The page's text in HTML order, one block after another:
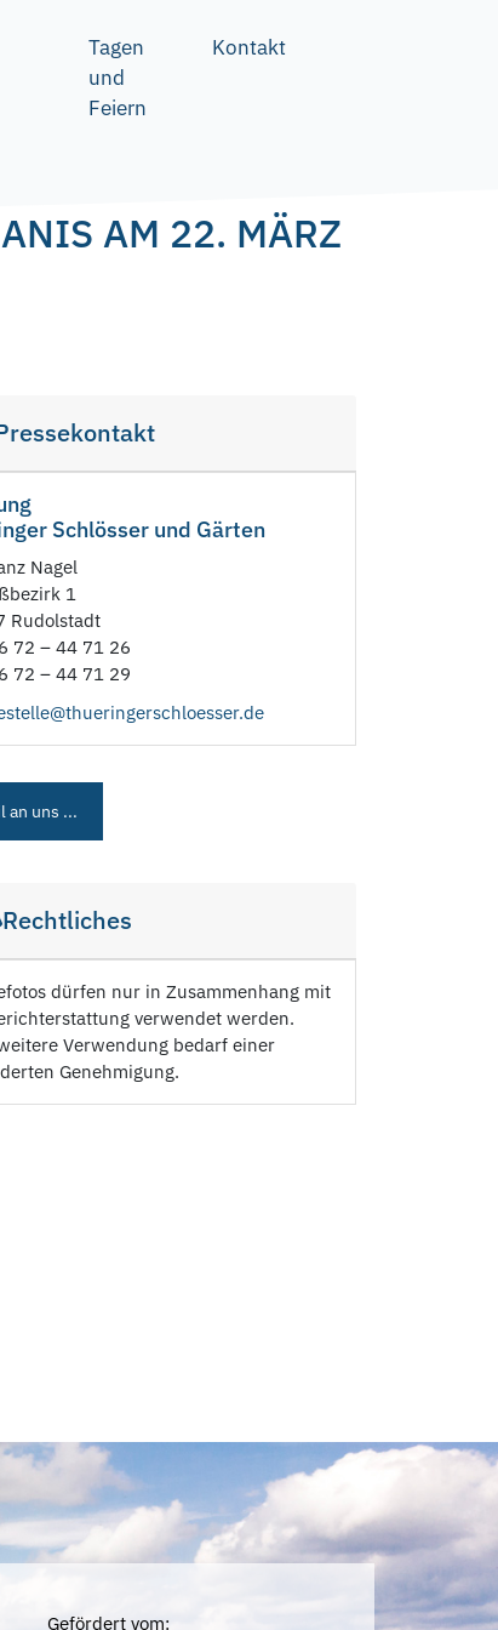
Tagen
und
Feiern
Kontakt
AM 22. MÄRZ
Schlösser und Gärten
Nagel
1
Rudolstadt
72 – 44 71 26
72 – 44 71 29
an uns ...
Rechtliches
dürfen nur in Zusammenhang mit
verwendet werden.
Verwendung bedarf einer
Genehmigung.
Gefördert vom: